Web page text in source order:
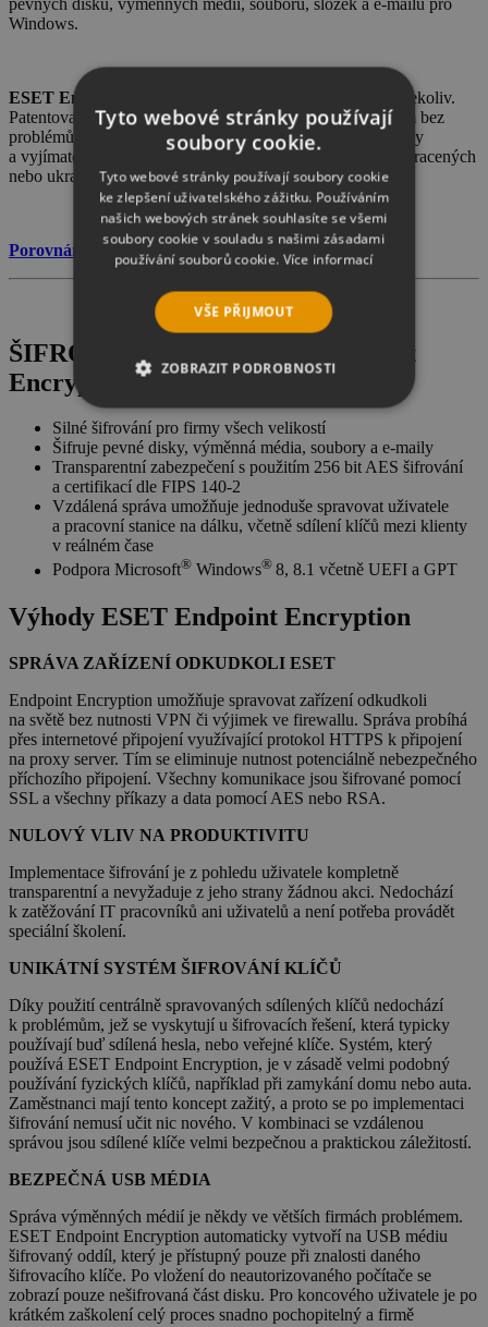
Windows.
ESET Endpoint Encryption
chrání vaše data, ať jsou kdekoliv.
Patentovaná technologie správy klíčů umožňuje uživatelům bez
problémů sdílet šifrovaná data. Umožňuje šifrovat celé disky
a vyjímatelná média a pomáhá předcházet zneužití dat ze ztracených
nebo ukradených počítačů.
Porovnání funkcí v jednotlivých edicích
ŠIFROVÁNÍ DAT S ESET Endpoint
Encryption :
Silné šifrování pro firmy všech velikostí
Šifruje pevné disky, výměnná média, soubory a e-maily
Transparentní zabezpečení s použitím 256 bit AES šifrování
a certifikací dle FIPS 140-2
Vzdálená správa umožňuje jednoduše spravovat uživatele
a pracovní stanice na dálku, včetně sdílení klíčů mezi klienty
v reálném čase
Podpora Microsoft® Windows® 8, 8.1 včetně UEFI a GPT
Výhody ESET Endpoint Encryption
SPRÁVA ZAŘÍZENÍ ODKUDKOLI ESET
Endpoint Encryption umožňuje spravovat zařízení odkudkoli
na světě bez nutnosti VPN či výjimek ve firewallu. Správa probíhá
přes internetové připojení využívající protokol HTTPS k připojení
na proxy server. Tím se eliminuje nutnost potenciálně nebezpečného
příchozího připojení. Všechny komunikace jsou šifrované pomocí
SSL a všechny příkazy a data pomocí AES nebo RSA.
NULOVÝ VLIV NA PRODUKTIVITU
Implementace šifrování je z pohledu uživatele kompletně
transparentní a nevyžaduje z jeho strany žádnou akci. Nedochází
k zatěžování IT pracovníků ani uživatelů a není potřeba provádět
speciální školení.
UNIKÁTNÍ SYSTÉM ŠIFROVÁNÍ KLÍČŮ
Díky použití centrálně spravovaných sdílených klíčů nedochází
k problémům, jež se vyskytují u šifrovacích řešení, která typicky
používají buď sdílená hesla, nebo veřejné klíče. Systém, který
používá ESET Endpoint Encryption, je v zásadě velmi podobný
používání fyzických klíčů, například při zamykání domu nebo auta.
Zaměstnanci mají tento koncept zažitý, a proto se po implementaci
šifrování nemusí učit nic nového. V kombinaci se vzdálenou
správou jsou sdílené klíče velmi bezpečnou a praktickou záležitostí.
BEZPEČNÁ USB MÉDIA
Správa výměnných médií je někdy ve větších firmách problémem.
ESET Endpoint Encryption automaticky vytvoří na USB médiu
šifrovaný oddíl, který je přístupný pouze při znalosti daného
šifrovacího klíče. Po vložení do neautorizovaného počítače se
zobrazí pouze nešifrovaná část disku. Pro koncového uživatele je po
krátkém zaškolení celý proces snadno pochopitelný a firmě
Tyto webové stránky používají
soubory cookie.
Tyto webové stránky používají soubory cookie
ke zlepšení uživatelského zážitku. Používáním
našich webových stránek souhlasíte se všemi
soubory cookie v souladu s našimi zásadami
používání souborů cookie. Více informací
VŠE PŘIJMOUT
ZOBRAZIT PODROBNOSTI
NEZBYTNĚ NUTNÉ SOUBORY
VÝKONOVÉ SOUBORY
SOUBORY CÍLENÍ
FUNKČNÍ SOUBORY
NEZAŘAZENÉ SOUBORY
Nezbytně nutné soubory
Výkonové soubory
Soubory cílení
Funkční soubory
Nezařazené soubory
Nezbytně nutné soubory cookie umožňují
základní funkce webových stránek, jako je
stránky nelze bez nezbytně nutných souborů
cookie správně používat.
Název
_GRECAPTCHA
Google LLC
__cf_bm
Cloudflare Inc.
29 minut